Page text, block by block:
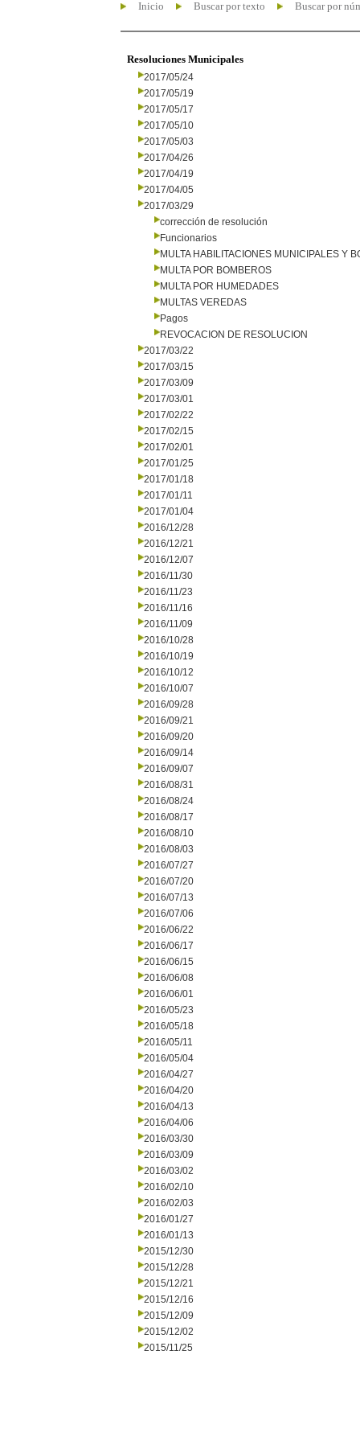
Inicio Buscar por texto Buscar por
Resoluciones Municipales
2017/05/24
2017/05/19
2017/05/17
2017/05/10
2017/05/03
2017/04/26
2017/04/19
2017/04/05
2017/03/29
corrección de resolución
Funcionarios
MULTA HABILITACIONES MUNICIPALES Y
MULTA POR BOMBEROS
MULTA POR HUMEDADES
MULTAS VEREDAS
Pagos
REVOCACION DE RESOLUCION
2017/03/22
2017/03/15
2017/03/09
2017/03/01
2017/02/22
2017/02/15
2017/02/01
2017/01/25
2017/01/18
2017/01/11
2017/01/04
2016/12/28
2016/12/21
2016/12/07
2016/11/30
2016/11/23
2016/11/16
2016/11/09
2016/10/28
2016/10/19
2016/10/12
2016/10/07
2016/09/28
2016/09/21
2016/09/20
2016/09/14
2016/09/07
2016/08/31
2016/08/24
2016/08/17
2016/08/10
2016/08/03
2016/07/27
2016/07/20
2016/07/13
2016/07/06
2016/06/22
2016/06/17
2016/06/15
2016/06/08
2016/06/01
2016/05/23
2016/05/18
2016/05/11
2016/05/04
2016/04/27
2016/04/20
2016/04/13
2016/04/06
2016/03/30
2016/03/09
2016/03/02
2016/02/10
2016/02/03
2016/01/27
2016/01/13
2015/12/30
2015/12/28
2015/12/21
2015/12/16
2015/12/09
2015/12/02
2015/11/25